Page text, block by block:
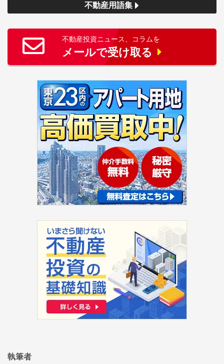
不動産用語集
不動産投資ニュース、コラムを
メールで受け取る
執筆者